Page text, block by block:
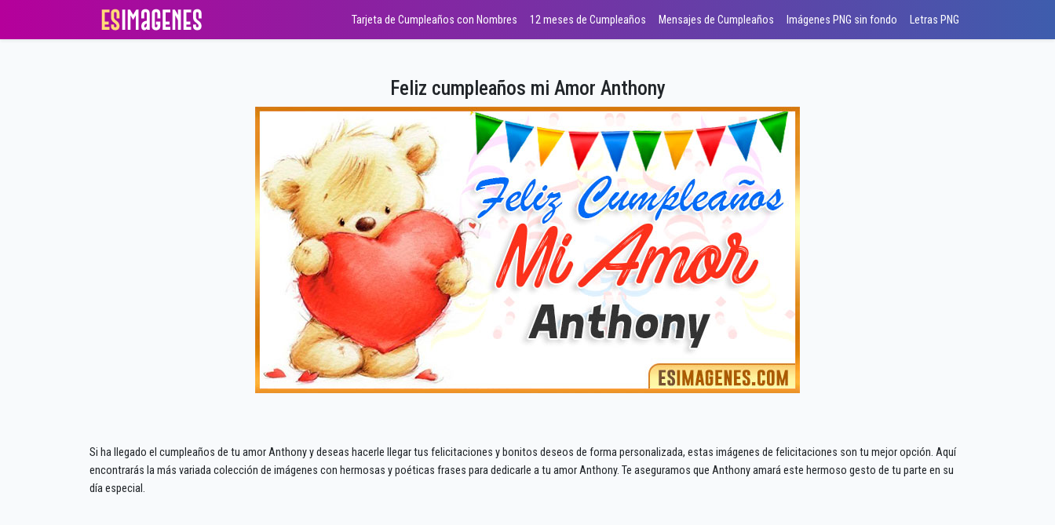
Tarjeta de Cumpleaños con Nombres 12 meses de Cumpleaños Mensajes de Cumpleaños Imágenes PNG sin fondo Letras PNG
Feliz cumpleaños mi Amor Anthony
Si ha llegado el cumpleaños de tu amor Anthony y deseas hacerle llegar tus felicitaciones y bonitos deseos de forma personalizada, estas imágenes de felicitaciones son tu mejor opción. Aquí
encontrarás la más variada colección de imágenes con hermosas y poéticas frases para dedicarle a tu amor Anthony. Te aseguramos que Anthony amará este hermoso gesto de tu parte en su
día especial.